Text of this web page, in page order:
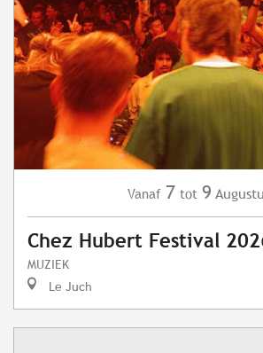
Vanaf 7 tot 9
Chez Hubert Festival
MUZIEK
Le Juch